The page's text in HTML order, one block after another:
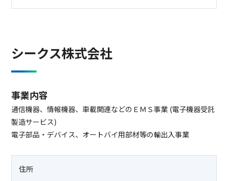
シークス株式会社
事業内容
通信機器、情報機器、車載関連などのＥＭＳ事業 (電子機器受託
製造サービス)
電子部品・デバイス、オートバイ用部材等の輸出入事業
住所